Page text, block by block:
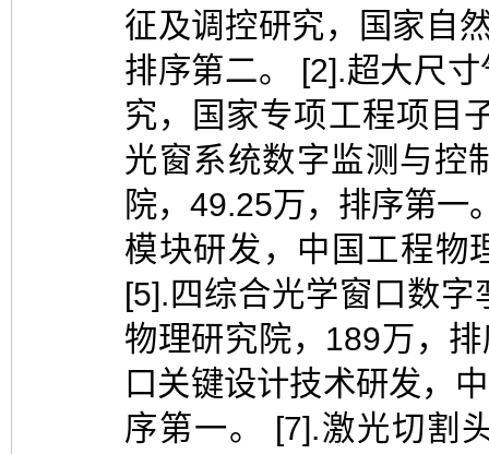
征及调控研究，国家自
排序第二。 [2].超大尺
究，国家专项工程项目
光窗系统数字监测与控
院，49.25万，排序第一
模块研发，中国工程物
[5].四综合光学窗口数
物理研究院，189万，
口关键设计技术研发，
序第一。 [7].激光切割